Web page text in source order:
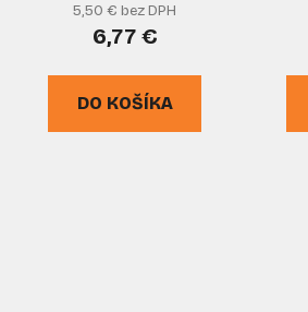
GEKO
5,50 € bez DPH
6,77 €
DO KOŠÍKA